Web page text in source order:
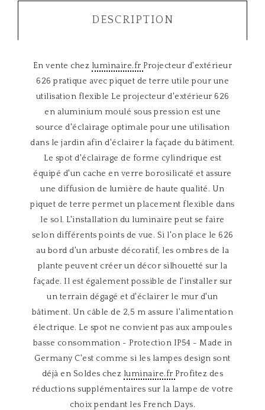
DESCRIPTION
En vente chez luminaire.fr Projecteur d'extérieur
626 pratique avec piquet de terre utile pour une
utilisation flexible Le projecteur d'extérieur 626
en aluminium moulé sous pression est une
source d'éclairage optimale pour une utilisation
dans le jardin afin d'éclairer la façade du bâtiment.
Le spot d'éclairage de forme cylindrique est
équipé d'un cache en verre borosilicaté et assure
une diffusion de lumière de haute qualité. Un
piquet de terre permet un placement flexible dans
le sol. L'installation du luminaire peut se faire
selon différents points de vue. Si l'on place le 626
au bord d'un arbuste décoratif, les ombres de la
plante peuvent créer un décor silhouetté sur la
façade. Il est également possible de l'installer sur
un terrain dégagé et d'éclairer le mur d'un
bâtiment. Un câble de 2,5 m assure l'alimentation
électrique. Le spot ne convient pas aux ampoules
basse consommation - Protection IP54 - Made in
Germany C'est comme si les lampes design sont
déjà en Soldes chez luminaire.fr Profitez des
réductions supplémentaires sur la lampe de votre
choix pendant les French Days.